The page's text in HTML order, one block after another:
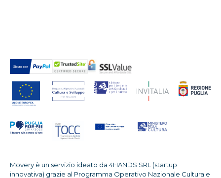
Movery è un servizio ideato da 4HANDS SRL (startup
innovativa) grazie al Programma Operativo Nazionale Cultura e